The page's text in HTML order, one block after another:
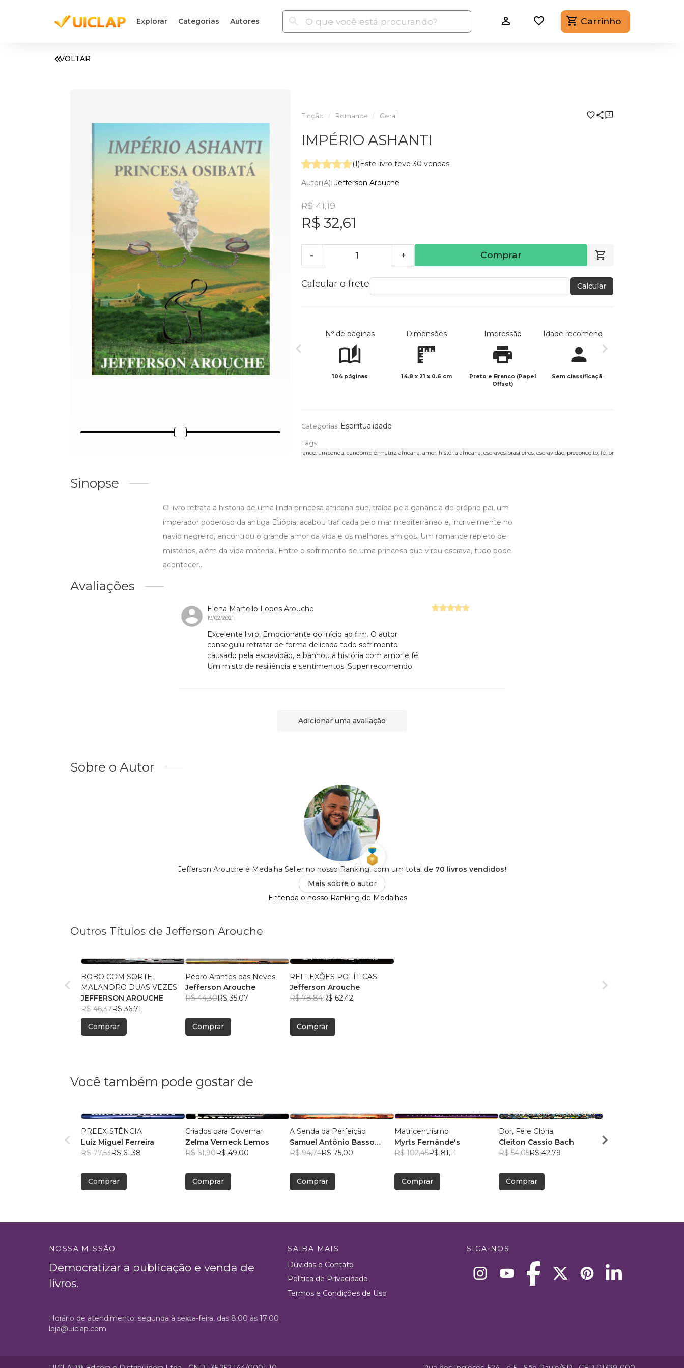
Explorar Categorias Autores Carrinho
VOLTAR
Ficção Romance Geral
IMPÉRIO ASHANTI
(1)Este livro teve 30 vendas
Autor(a): Jefferson Arouche
R$ 41,19
R$ 32,61
- + Comprar
Calcular o frete Calcular
Nº de páginas
104 páginas
Dimensões
14.8 x 21 x 0.6 cm
Impressão
Preto e Branco (Papel
Offset)
Idade recomendada
Sem classificação
Categorias: Espiritualidade
Tags:
romance; umbanda; candomblé; matriz-africana; amor; história africana; escravos brasileiros; escravidão; preconceito; fé; brasil
Sinopse
O livro retrata a história de uma linda princesa africana que, traída pela ganância do próprio pai, um
imperador poderoso da antiga Etiópia, acabou traficada pelo mar mediterrâneo e, incrivelmente no
navio negreiro, encontrou o grande amor da vida e os melhores amigos. Um romance repleto de
mistérios, além da vida material. Entre o sofrimento de uma princesa que virou escrava, tudo pode
acontecer...
Avaliações
Elena Martello Lopes Arouche
19/02/2021
Excelente livro. Emocionante do início ao fim. O autor
conseguiu retratar de forma delicada todo sofrimento
causado pela escravidão, e banhou a história com amor e fé.
Um misto de resiliência e sentimentos. Super recomendo.
Adicionar uma avaliação
Sobre o Autor
Jefferson Arouche é Medalha Seller no nosso Ranking, com um total de 70 livros vendidos!
Mais sobre o autor
Entenda o nosso Ranking de Medalhas
Outros Títulos de Jefferson Arouche
BOBO COM SORTE,
MALANDRO DUAS VEZES
JEFFERSON AROUCHE
R$ 46,37R$ 36,71
Comprar
Pedro Arantes das Neves
Jefferson Arouche
R$ 44,30R$ 35,07
Comprar
REFLEXÕES POLÍTICAS
Jefferson Arouche
R$ 78,84R$ 62,42
Comprar
Você também pode gostar de
PREEXISTÊNCIA
Luiz Miguel Ferreira
R$ 77,53R$ 61,38
Comprar
Criados para Governar
Zelma Verneck Lemos
R$ 61,90R$ 49,00
Comprar
A Senda da Perfeição
Samuel Antônio Basso
Chiesa
R$ 94,74R$ 75,00
Comprar
Matricentrismo
Myrts Fernânde's
R$ 102,45R$ 81,11
Comprar
Dor, Fé e Glória
Cleiton Cassio Bach
R$ 54,05R$ 42,79
Comprar
Simone Lacerda
NOSSA MISSÃO
Democratizar a publicação e venda de
livros.
SAIBA MAIS
Dúvidas e Contato
Política de Privacidade
Termos e Condições de Uso
SIGA-NOS
Horário de atendimento: segunda à sexta-feira, das 8:00 às 17:00
loja@uiclap.com